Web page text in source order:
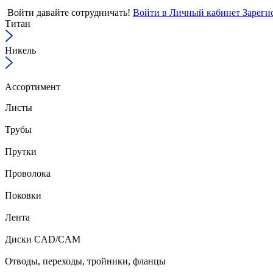
Войти давайте сотрудничать! Войти в Личный кабинет
Титан
Никель
Ассортимент
Листы
Трубы
Прутки
Проволока
Поковки
Лента
Диски CAD/CAM
Отводы, переходы, тройники, фланцы